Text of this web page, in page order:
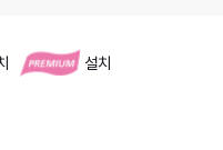
설치